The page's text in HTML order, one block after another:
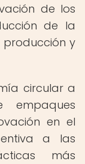
de los
de la
y
circular a
en el
a las
más